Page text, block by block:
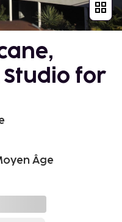
Studio for
Âge